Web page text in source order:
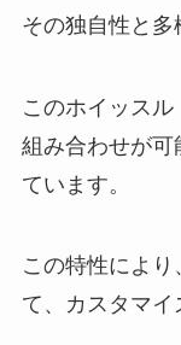
その独自性と多
このホイッス
組み合わせが可
ています。
この特性によ
て、カスタマイ